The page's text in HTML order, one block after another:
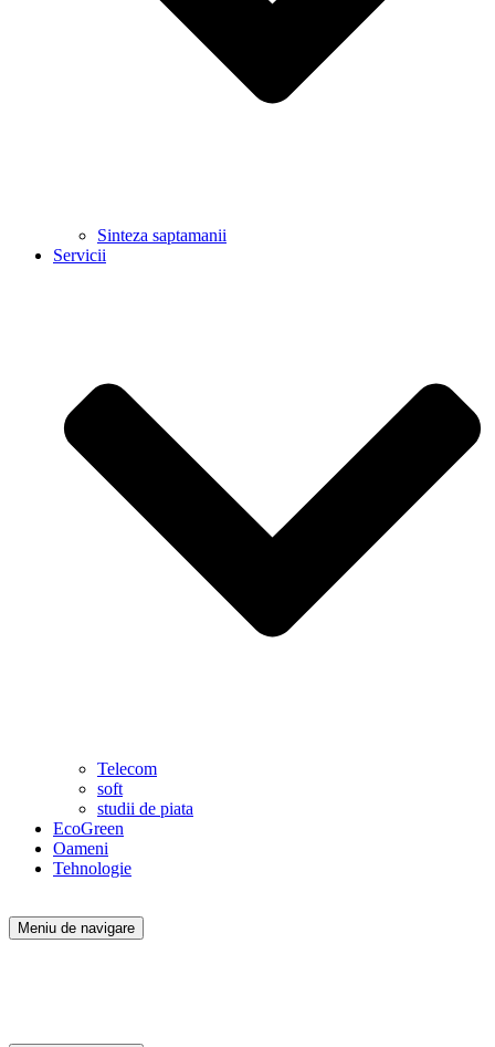
Sinteza saptamanii
Servicii
Telecom
soft
studii de piata
EcoGreen
Oameni
Tehnologie
Meniu de navigare